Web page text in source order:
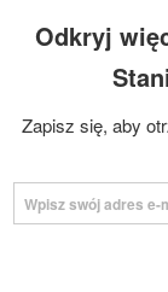
Odkryj
Zapisz się, aby
Wpisz swój adres e-mail…